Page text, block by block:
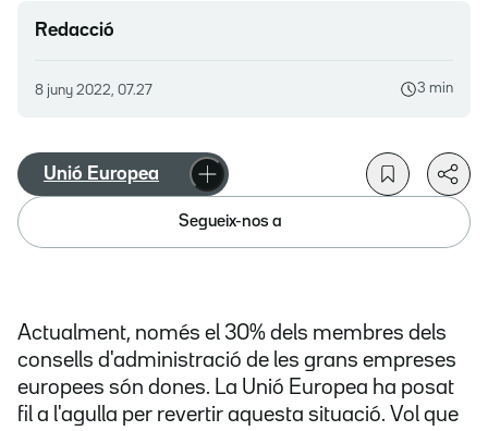
Redacció
8 juny 2022, 07.27 3 min
Unió Europea
Segueix-nos a
Actualment, només el 30% dels membres dels
consells d'administració de les grans empreses
europees són dones. La Unió Europea ha posat
fil a l'agulla per revertir aquesta situació. Vol que